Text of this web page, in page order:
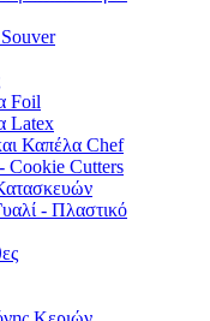
Foil
Latex
Καπέλα Chef
Cookie Cutters
- Πλαστικό